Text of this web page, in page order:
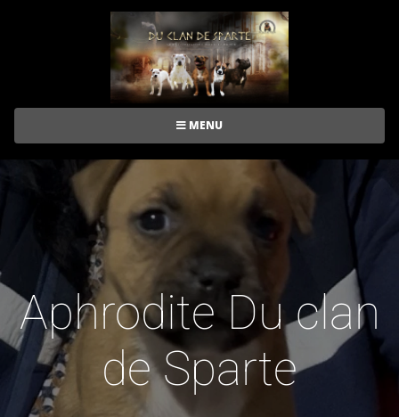
MENU
Aphrodite Du clan
de Sparte